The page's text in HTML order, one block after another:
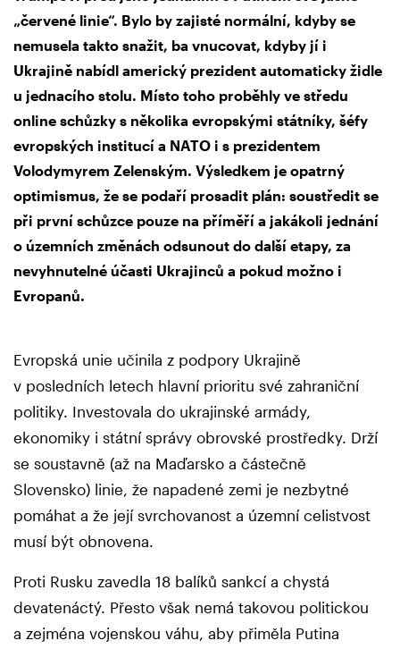
„červené linie“. Bylo by zajisté normální, kdyby se
nemusela takto snažit, ba vnucovat, kdyby jí i
Ukrajině nabídl americký prezident automaticky židle
u jednacího stolu. Místo toho proběhly ve středu
online schůzky s několika evropskými státníky, šéfy
evropských institucí a NATO i s prezidentem
Volodymyrem Zelenským. Výsledkem je opatrný
optimismus, že se podaří prosadit plán: soustředit se
při první schůzce pouze na příměří a jakákoli jednání
o územních změnách odsunout do další etapy, za
nevyhnutelné účasti Ukrajinců a pokud možno i
Evropanů.
Evropská unie učinila z podpory Ukrajině
v posledních letech hlavní prioritu své zahraniční
politiky. Investovala do ukrajinské armády,
ekonomiky i státní správy obrovské prostředky. Drží
se soustavně (až na Maďarsko a částečně
Slovensko) linie, že napadené zemi je nezbytné
pomáhat a že její svrchovanost a územní celistvost
musí být obnovena.
Proti Rusku zavedla 18 balíků sankcí a chystá
devatenáctý. Přesto však nemá takovou politickou
a zejména vojenskou váhu, aby přiměla Putina